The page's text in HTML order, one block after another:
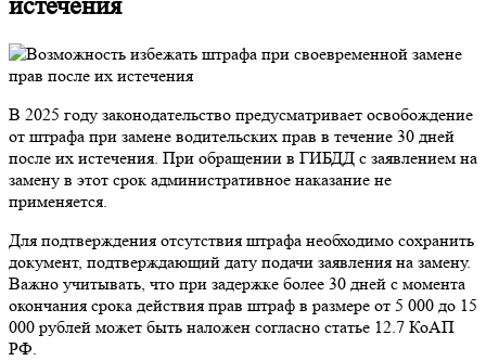
истечения
В 2025 году законодательство предусматривает освобождение
от штрафа при замене водительских прав в течение 30 дней
после их истечения. При обращении в ГИБДД с заявлением на
замену в этот срок административное наказание не
применяется.
Для подтверждения отсутствия штрафа необходимо сохранить
документ, подтверждающий дату подачи заявления на замену.
Важно учитывать, что при задержке более 30 дней с момента
окончания срока действия прав штраф в размере от 5 000 до 15
000 рублей может быть наложен согласно статье 12.7 КоАП
РФ.